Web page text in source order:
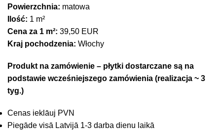
Powierzchnia: matowa
Ilość: 1 m²
Cena za 1 m²: 39,50 EUR
Kraj pochodzenia: Włochy
Produkt na zamówienie – płytki dostarczane są na
podstawie wcześniejszego zamówienia (realizacja ~ 3
tyg.)
Cenas ieklāuj PVN
Piegāde visā Latvijā 1-3 darba dienu laikā